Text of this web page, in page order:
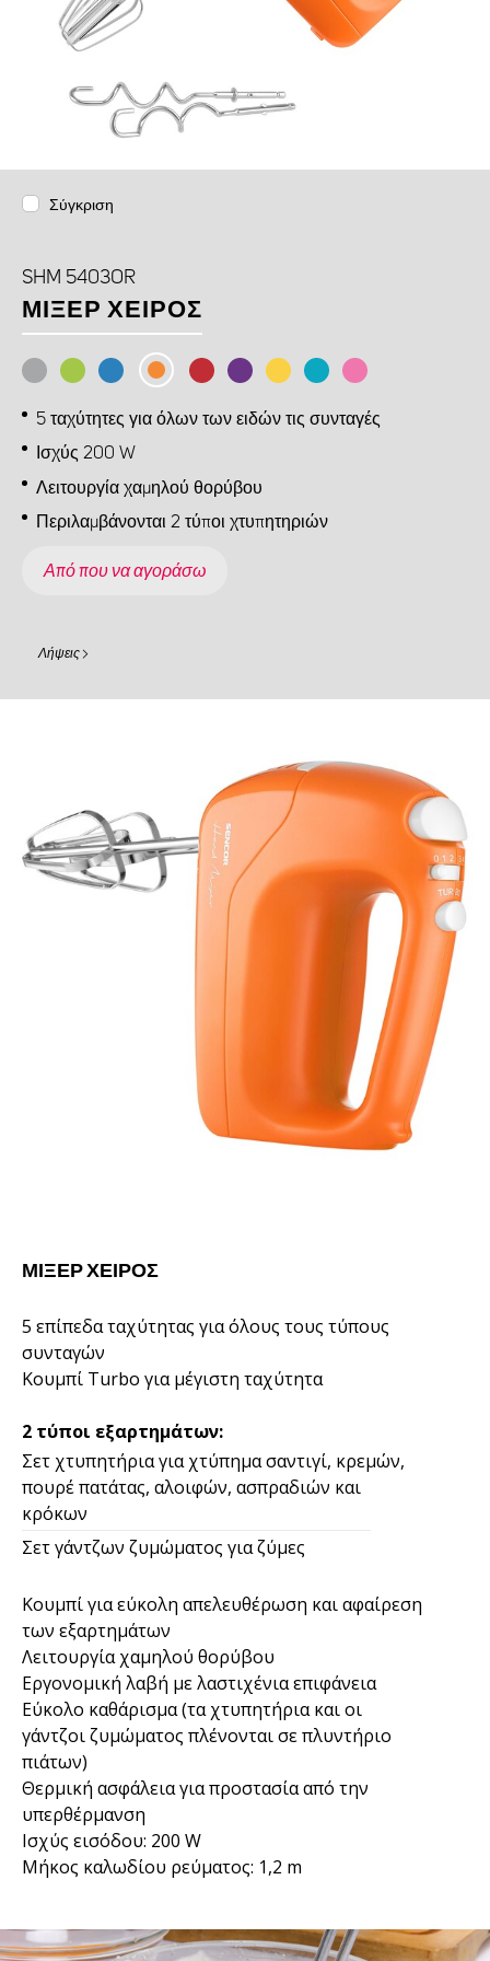
Σύγκριση
SHM 5403OR
ΜΊΞΕΡ ΧΕΙΡΌΣ
5 ταχύτητες για όλων των ειδών τις συνταγές
Ισχύς 200 W
Λειτουργία χαμηλού θορύβου
Περιλαμβάνονται 2 τύποι χτυπητηριών
Από που να αγοράσω
Λήψεις
ΜΊΞΕΡ ΧΕΙΡΌΣ
5 επίπεδα ταχύτητας για όλους τους τύπους
συνταγών
Κουμπί Turbo για μέγιστη ταχύτητα
2 τύποι εξαρτημάτων:
Σετ χτυπητήρια για χτύπημα σαντιγί, κρεμών,
πουρέ πατάτας, αλοιφών, ασπραδιών και
κρόκων
Σετ γάντζων ζυμώματος για ζύμες
Κουμπί για εύκολη απελευθέρωση και αφαίρεση
των εξαρτημάτων
Λειτουργία χαμηλού θορύβου
Εργονομική λαβή με λαστιχένια επιφάνεια
Εύκολο καθάρισμα (τα χτυπητήρια και οι
γάντζοι ζυμώματος πλένονται σε πλυντήριο
πιάτων)
Θερμική ασφάλεια για προστασία από την
υπερθέρμανση
Ισχύς εισόδου: 200 W
Μήκος καλωδίου ρεύματος: 1,2 m